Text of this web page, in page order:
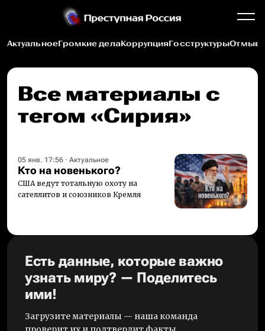
АктуальноеГромкие делаКоррупцияГосструктуры
Все материалы c
тегом «Сирия»
05 янв. 17:56 · Актуальное
Кто на новенького?
США ведут тотальную охоту на
сателлитов и союзников Кремля
Есть данные, которые важно
узнать миру? — Поделитесь
ими!
Загрузите материалы — наша команда